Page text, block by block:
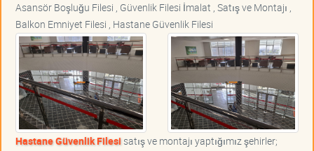
Asansör Boşluğu Filesi , Güvenlik Filesi İmalat , Satış ve Montajı ,
Balkon Emniyet Filesi , Hastane Güvenlik Filesi
Hastane Güvenlik Filesisatış ve montajı yaptığımız şehirler;